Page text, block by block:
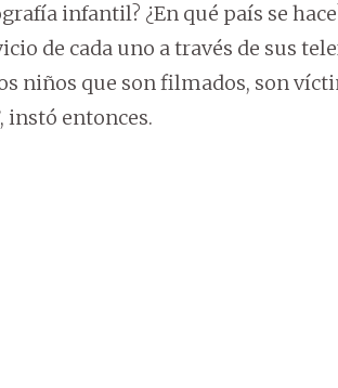
infantil? ¿En qué país se
de cada uno a través de sus
niños que son filmados, son
instó entonces.